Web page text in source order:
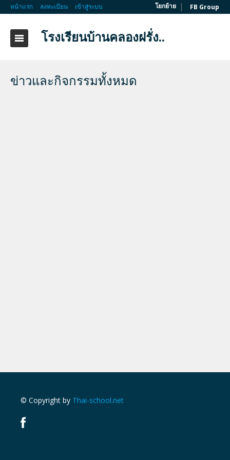
หน้าแรก ลงทะเบียน เข้าสู่ระบบ โยกย้าย | FB Group
โรงเรียนบ้านคลองฝรั่ง..
ข่าวและกิจกรรมทั้งหมด
© Copyright by Thai-school.net